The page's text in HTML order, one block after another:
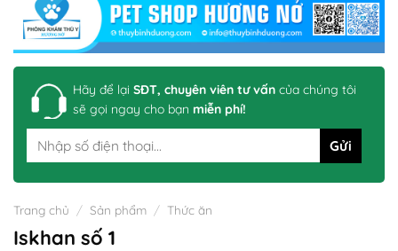
Hãy để lại SĐT, chuyên viên tư vấn của chúng tôi
sẽ gọi ngay cho bạn miễn phí!
Trang chủ / Sản phẩm / Thức ăn
Iskhan số 1